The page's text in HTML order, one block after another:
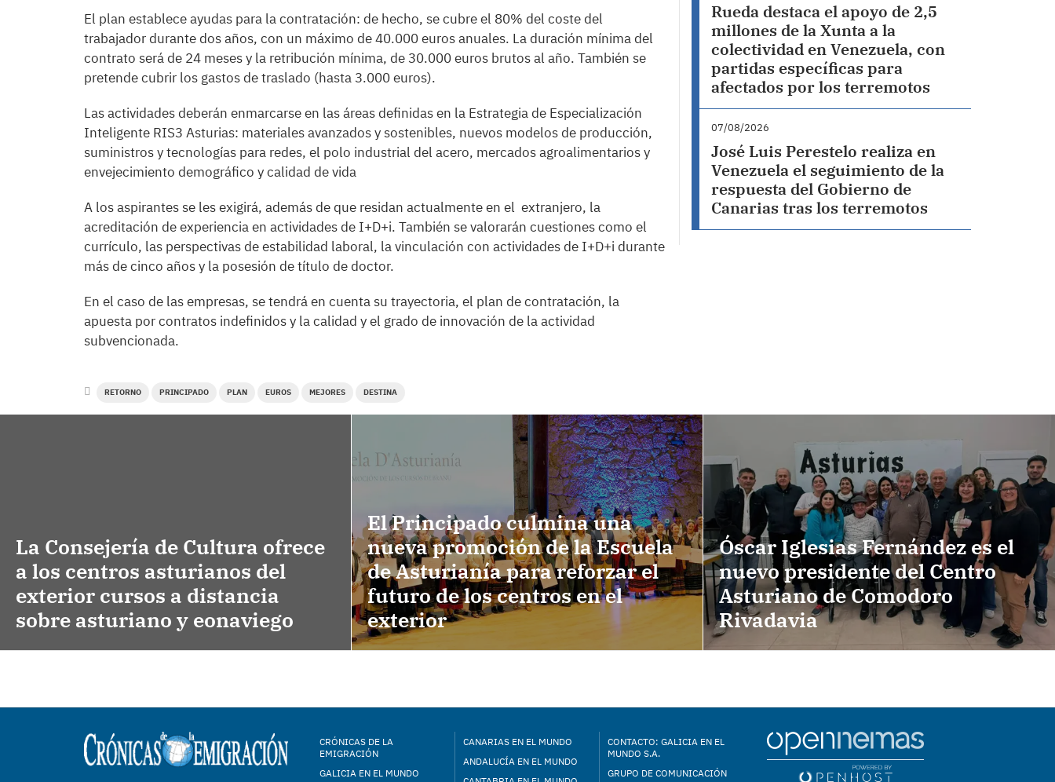
El plan establece ayudas para la contratación: de hecho, se cubre el 80% del coste del
trabajador durante dos años, con un máximo de 40.000 euros anuales. La duración mínima del
contrato será de 24 meses y la retribución mínima, de 30.000 euros brutos al año. También se
pretende cubrir los gastos de traslado (hasta 3.000 euros).
Las actividades deberán enmarcarse en las áreas definidas en la Estrategia de Especialización
Inteligente RIS3 Asturias: materiales avanzados y sostenibles, nuevos modelos de producción,
suministros y tecnologías para redes, el polo industrial del acero, mercados agroalimentarios y
envejecimiento demográfico y calidad de vida
A los aspirantes se les exigirá, además de que residan actualmente en el extranjero, la
acreditación de experiencia en actividades de I+D+i. También se valorarán cuestiones como el
currículo, las perspectivas de estabilidad laboral, la vinculación con actividades de I+D+i durante
más de cinco años y la posesión de título de doctor.
En el caso de las empresas, se tendrá en cuenta su trayectoria, el plan de contratación, la
apuesta por contratos indefinidos y la calidad y el grado de innovación de la actividad
subvencionada.
RETORNO PRINCIPADO PLAN EUROS MEJORES DESTINA
Rueda destaca el apoyo de 2,5
millones de la Xunta a la
colectividad en Venezuela, con
partidas específicas para
afectados por los terremotos
07/08/2026
José Luis Perestelo realiza en
Venezuela el seguimiento de la
respuesta del Gobierno de
Canarias tras los terremotos
La Consejería de Cultura ofrece
a los centros asturianos del
exterior cursos a distancia
sobre asturiano y eonaviego
El Principado culmina una
nueva promoción de la Escuela
de Asturianía para reforzar el
futuro de los centros en el
exterior
Óscar Iglesias Fernández es el
nuevo presidente del Centro
Asturiano de Comodoro
Rivadavia
CRÓNICAS DE LA
EMIGRACIÓN
GALICIA EN EL MUNDO
CANARIAS EN EL MUNDO
ANDALUCÍA EN EL MUNDO
CONTACTO: GALICIA EN EL
MUNDO S.A.
GRUPO DE COMUNICACIÓN